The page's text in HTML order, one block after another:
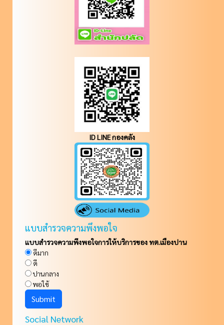
ID LINE กองคลัง
แบบสำรวจความพึงพอใจ
แบบสำรวจความพึงพอใจการให้บริการของ ทต.เมืองปาน
ดีมาก
ดี
ปานกลาง
พอใช้
Social Network